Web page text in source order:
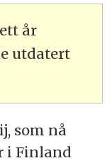
år
utdatert
som nå
i Finland